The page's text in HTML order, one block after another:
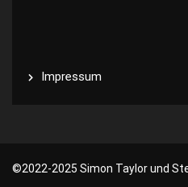
Impressum
©️2022-2025 Simon Taylor und